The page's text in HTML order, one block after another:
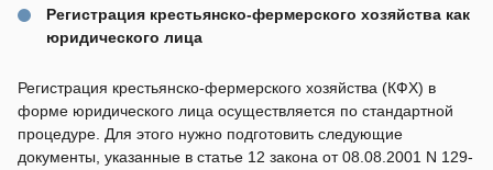
Регистрация крестьянско-фермерского хозяйства как
юридического лица
Регистрация крестьянско-фермерского хозяйства (КФХ) в
форме юридического лица осуществляется по стандартной
процедуре. Для этого нужно подготовить следующие
документы, указанные в статье 12 закона от 08.08.2001 N 129-